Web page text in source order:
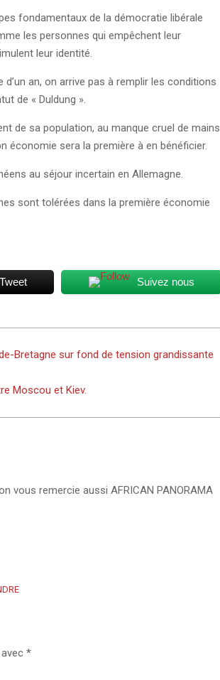
fondamentaux de la démocratie libérale
les personnes qui empêchent leur
leur identité.
d’un an, on arrive pas à remplir les conditions
de « Duldung ».
de sa population, au manque cruel de mains
économie sera la première à en bénéficier.
au séjour incertain en Allemagne.
sont tolérées dans la première économie
Suivez nous
Bretagne sur fond de tension grandissante
Moscou et Kiev.
vous remercie aussi AFRICAN PANORAMA
*